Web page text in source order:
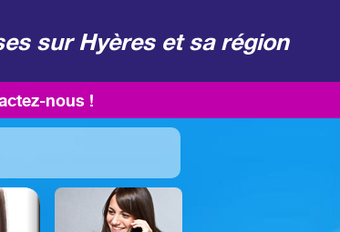
sur Hyères et sa région
nous !